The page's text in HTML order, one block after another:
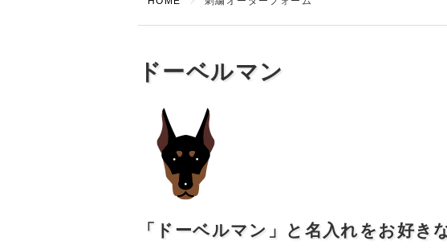
ドーベルマン
「ドーベルマン」と名入れをお好